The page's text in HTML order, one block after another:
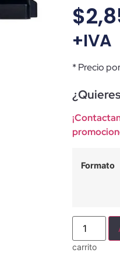
$
+IVA
* Precio
Formato
carrito